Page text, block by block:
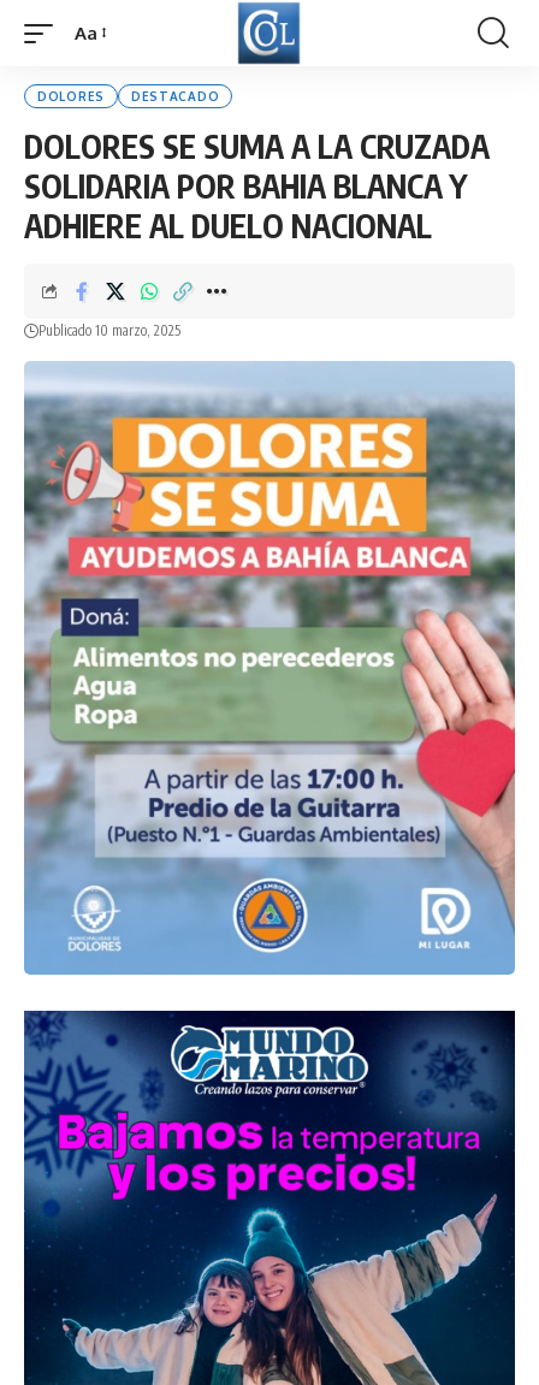
Font
Aa
DOLORES DESTACADO
DOLORES SE SUMA A LA CRUZADA
SOLIDARIA POR BAHIA BLANCA Y
ADHIERE AL DUELO NACIONAL
Publicado 10 marzo, 2025